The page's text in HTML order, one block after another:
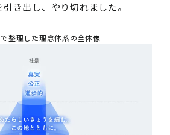
き出し、やり切れました。
整理した理念体系の全体像